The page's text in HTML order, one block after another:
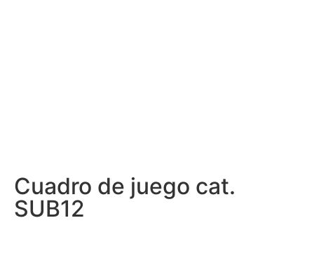
Cuadro de juego cat.
SUB12